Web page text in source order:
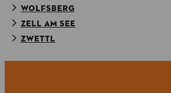
WOLFSBERG
ZELL AM SEE
ZWETTL